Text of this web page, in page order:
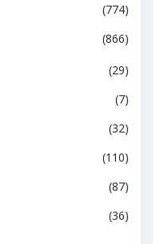
(774)
(866)
(29)
(7)
(32)
(110)
(87)
(36)